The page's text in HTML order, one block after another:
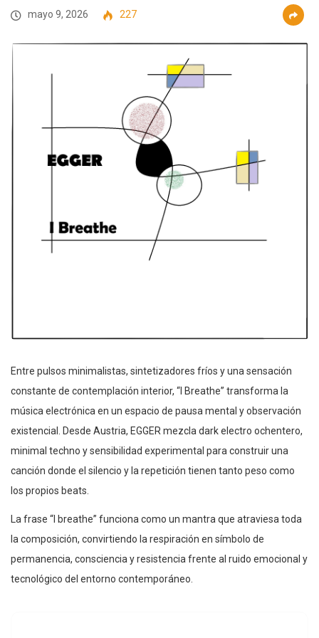
mayo 9, 2026
227
Entre pulsos minimalistas, sintetizadores fríos y una sensación
constante de contemplación interior, “I Breathe” transforma la
música electrónica en un espacio de pausa mental y observación
existencial. Desde Austria, EGGER mezcla dark electro ochentero,
minimal techno y sensibilidad experimental para construir una
canción donde el silencio y la repetición tienen tanto peso como
los propios beats.
La frase “I breathe” funciona como un mantra que atraviesa toda
la composición, convirtiendo la respiración en símbolo de
permanencia, consciencia y resistencia frente al ruido emocional y
tecnológico del entorno contemporáneo.